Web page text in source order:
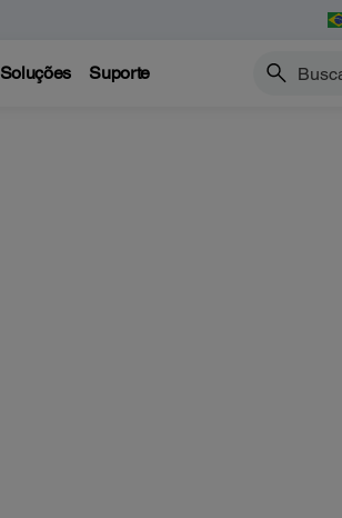
Soluções Suporte Buscar